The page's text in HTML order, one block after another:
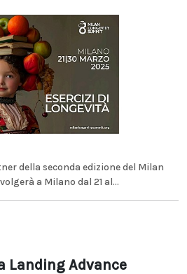
della seconda edizione del Milan
a Milano dal 21 al...
Landing Advance